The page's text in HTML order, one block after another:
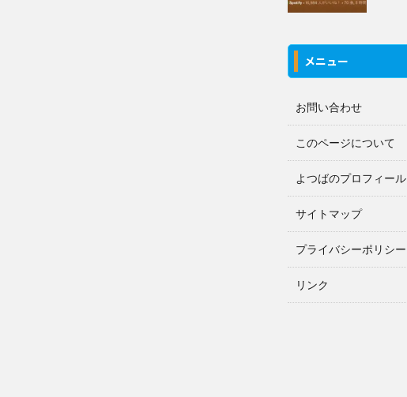
メニュー
お問い合わせ
このページについて
よつばのプロフィール
サイトマップ
プライバシーポリシー
リンク